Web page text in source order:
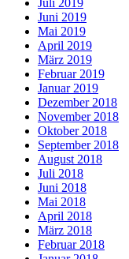
Juli 2019
Juni 2019
Mai 2019
April 2019
März 2019
Februar 2019
Januar 2019
Dezember 2018
November 2018
Oktober 2018
September 2018
August 2018
Juli 2018
Juni 2018
Mai 2018
April 2018
März 2018
Februar 2018